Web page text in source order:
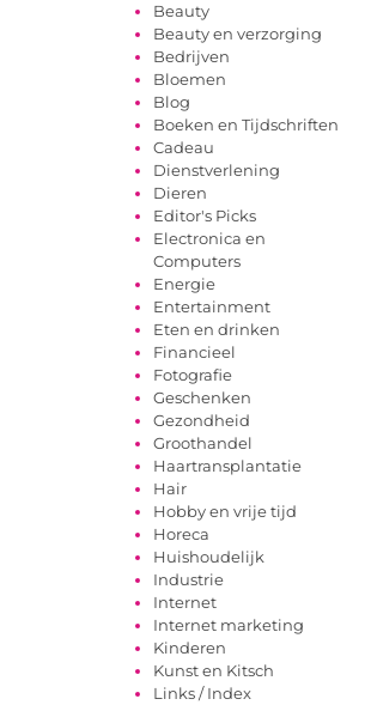
Beauty
Beauty en verzorging
Bedrijven
Bloemen
Blog
Boeken en Tijdschriften
Cadeau
Dienstverlening
Dieren
Editor's Picks
Electronica en
Computers
Energie
Entertainment
Eten en drinken
Financieel
Fotografie
Geschenken
Gezondheid
Groothandel
Haartransplantatie
Hair
Hobby en vrije tijd
Horeca
Huishoudelijk
Industrie
Internet
Internet marketing
Kinderen
Kunst en Kitsch
Links / Index